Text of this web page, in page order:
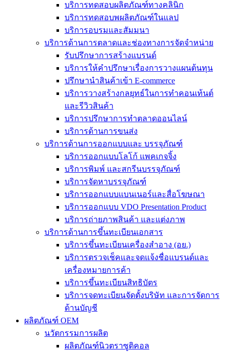
บริการทดสอบผลิตภัณฑ์ทางคลินิก
บริการทดสอบพผลิตภัณฑ์ในแลป
บริการอบรมและสัมมนา
บริการด้านการตลาดและช่องทางการจัดจำหน่าย
รับปรึกษาการสร้างแบรนด์
บริการให้คำปรึกษาเรื่องการวางแผนต้นทุน
ปรึกษานำสินค้าเข้า E-commerce
บริการวางสร้างกลยุทธ์ในการทำคอนเท้นต์
และรีวิวสินค้า
บริการปรึกษาการทำตลาดออนไลน์
บริการด้านการขนส่ง
บริการด้านการออกแบบและ บรรจุภัณฑ์
บริการออกแบบโลโก้ แพคเกจจิ้ง
บริการพิมพ์ และสกรีนบรรจุภัณฑ์
บริการจัดหาบรรจุภัณฑ์
บริการออกแบบแบนเนอร์และสื่อโฆษณา
บริการออกแบบ VDO Presentation Product
บริการถ่ายภาพสินค้า และแต่งภาพ
บริการด้านการขึ้นทะเบียนเอกสาร
บริการขึ้นทะเบียนเครื่องสำอาง (อย.)
บริการตรวจเช็คและจดแจ้งชื่อแบรนด์และ
เครื่องหมายการค้า
บริการขึ้นทะเบียนสิทธิบัตร
บริการจดทะเบียนจัดตั้งบริษัท และการจัดการ
ด้านบัญชี
ผลิตภัณฑ์ OEM
นวัตกรรมการผลิต
ผลิตภัณฑ์นิวตราซูติคอล